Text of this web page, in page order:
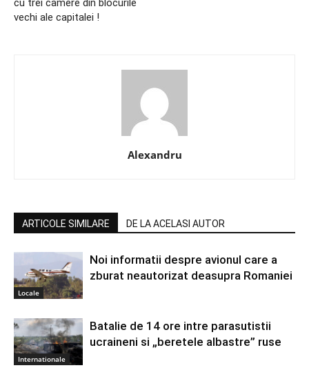
cu trei camere din blocurile
vechi ale capitalei !
Alexandru
ARTICOLE SIMILARE DE LA ACELASI AUTOR
Locale
Noi informatii despre avionul care a
zburat neautorizat deasupra Romaniei
Internationale
Batalie de 14 ore intre parasutistii
ucraineni si „beretele albastre” ruse